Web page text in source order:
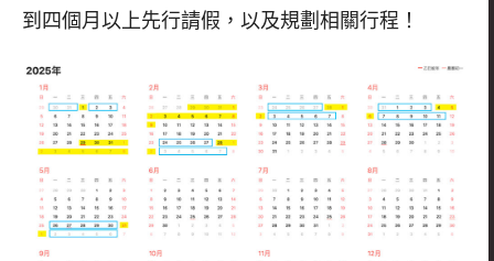
到四個月以上先行請假，以及規劃相關行程！